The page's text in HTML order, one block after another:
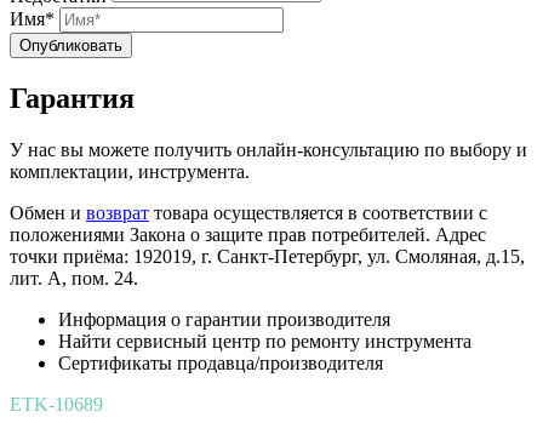
Имя*
Опубликовать
Гарантия
У нас вы можете получить онлайн-консультацию по выбору и
комплектации, инструмента.
Обмен и возврат товара осуществляется в соответствии с
положениями Закона о защите прав потребителей. Адрес
точки приёма: 192019, г. Санкт-Петербург, ул. Смоляная, д.15,
лит. А, пом. 24.
Информация о гарантии производителя
Найти сервисный центр по ремонту инструмента
Сертификаты продавца/производителя
ETK-10689